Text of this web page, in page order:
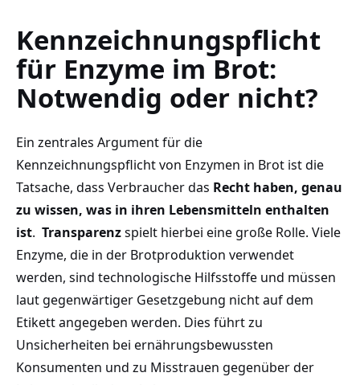
Kennzeichnungspflicht
für Enzyme​ im Brot:
Notwendig oder nicht?
Ein zentrales Argument für die⁣
Kennzeichnungspflicht von Enzymen in Brot ‍ist die
⁣Tatsache, dass Verbraucher das Recht haben,‍ genau⁢
zu ⁤wissen, was in ihren Lebensmitteln enthalten
ist. ⁣ Transparenzspielt hierbei‍ eine große Rolle. Viele
Enzyme, die ⁣in der Brotproduktion verwendet
‌werden, sind⁣ technologische Hilfsstoffe und müssen
⁣laut gegenwärtiger Gesetzgebung ⁣nicht​ auf dem
Etikett ⁤angegeben werden. Dies ⁤führt ⁢zu
Unsicherheiten ​bei ⁣ernährungsbewussten
Konsumenten und zu Misstrauen gegenüber der